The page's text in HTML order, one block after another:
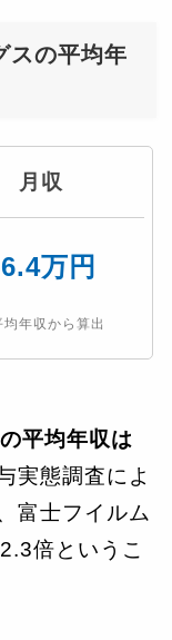
スの平均年
月収
万円
年収から算出
平均年収は
実態調査によ
富士フイルム
倍というこ